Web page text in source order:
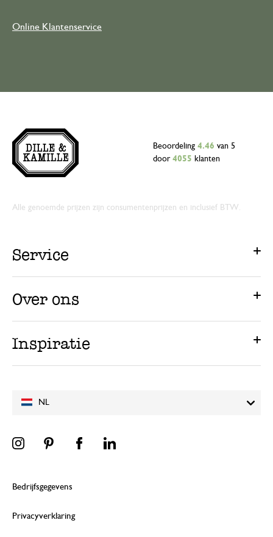
Online Klantenservice
NL
Beoordeling 4.46 van 5
door 4055 klanten
Alle genoemde prijzen zijn consumentenprijzen en inclusief BTW.
Service
Over ons
Inspiratie
Bedrijfsgegevens
Privacyverklaring